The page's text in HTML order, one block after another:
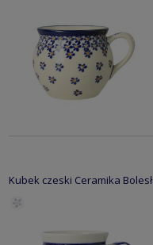
Kubek czeski Ceramika